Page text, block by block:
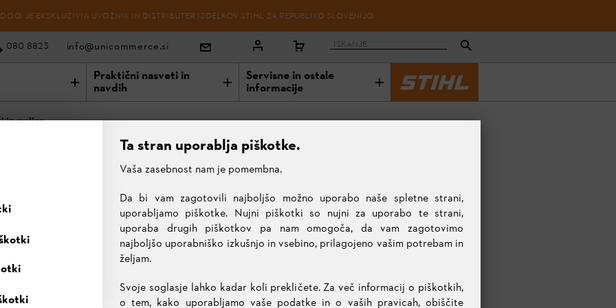
JE EKSKLUZIVNI UVOZNIK IN DISTRIBUTER IZDELKOV STIHL ZA REPUBLIKO SLOVENIJO.
080 8823 info@unicommerce.si
Praktični nasveti in
navdih
Servisne in ostale
informacije
in majice
Ta stran uporablja piškotke.
Vaša zasebnost nam je pomembna.
Da bi vam zagotovili najboljšo možno uporabo naše spletne strani,
uporabljamo piškotke. Nujni piškotki so nujni za uporabo te strani,
uporaba drugih piškotkov pa nam omogoča, da vam zagotovimo
najboljšo uporabniško izkušnjo in vsebino, prilagojeno vašim potrebam in
željam.
Svoje soglasje lahko kadar koli prekličete. Za več informacij o piškotkih,
o tem, kako uporabljamo vaše podatke in o vaših pravicah, obiščite